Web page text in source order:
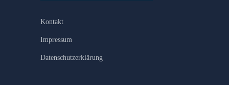
Kontakt
Impressum
Datenschutzerklärung